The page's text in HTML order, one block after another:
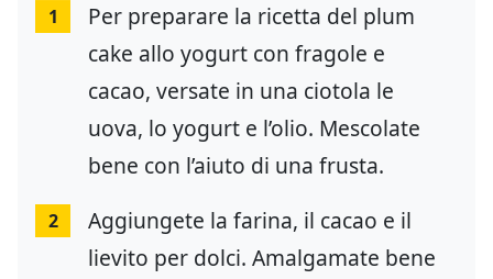
1
Per preparare la ricetta del plum
cake allo yogurt con fragole e
cacao, versate in una ciotola le
uova, lo yogurt e l’olio. Mescolate
bene con l’aiuto di una frusta.
2
Aggiungete la farina, il cacao e il
lievito per dolci. Amalgamate bene